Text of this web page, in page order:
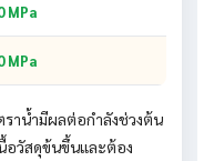
MPa
MPa
ราน้ำมีผลต่อกำลังช่วงต้น
อวัสดุข้นขึ้นและต้อง